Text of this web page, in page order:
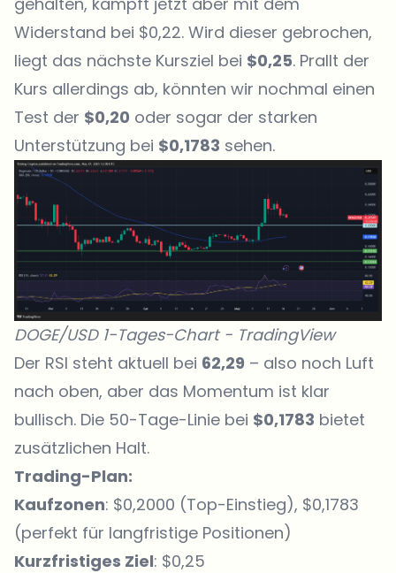
Widerstand bei $0,22. Wird dieser gebrochen,
liegt das nächste Kursziel bei $0,25. Prallt der
Kurs allerdings ab, könnten wir nochmal einen
Test der $0,20 oder sogar der starken
Unterstützung bei $0,1783 sehen.
DOGE/USD 1-Tages-Chart - TradingView
Der RSI steht aktuell bei 62,29 – also noch Luft
nach oben, aber das Momentum ist klar
bullisch. Die 50-Tage-Linie bei $0,1783 bietet
zusätzlichen Halt.
Trading-Plan:
Kaufzonen: $0,2000 (Top-Einstieg), $0,1783
(perfekt für langfristige Positionen)
Kurzfristiges Ziel: $0,25